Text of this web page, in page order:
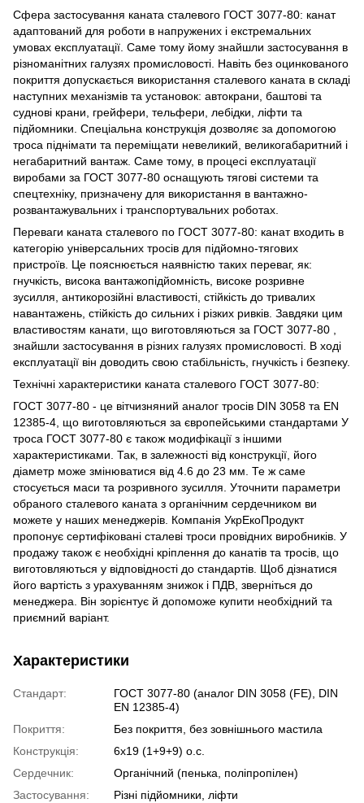
Сфера застосування каната сталевого ГОСТ 3077-80: канат
адаптований для роботи в напружених і екстремальних
умовах експлуатації. Саме тому йому знайшли застосування в
різноманітних галузях промисловості. Навіть без оцинкованого
покриття допускається використання сталевого каната в складі
наступних механізмів та установок: автокрани, баштові та
суднові крани, грейфери, тельфери, лебідки, ліфти та
підйомники. Спеціальна конструкція дозволяє за допомогою
троса піднімати та переміщати невеликий, великогабаритний і
негабаритний вантаж. Саме тому, в процесі експлуатації
виробами за ГОСТ 3077-80 оснащують тягові системи та
спецтехніку, призначену для використання в вантажно-
розвантажувальних і транспортувальних роботах.
Переваги каната сталевого по ГОСТ 3077-80: канат входить в
категорію універсальних тросів для підйомно-тягових
пристроїв. Це пояснюється наявністю таких переваг, як:
гнучкість, висока вантажопідйомність, високе розривне
зусилля, антикорозійні властивості, стійкість до тривалих
навантажень, стійкість до сильних і різких ривків. Завдяки цим
властивостям канати, що виготовляються за ГОСТ 3077-80
знайшли застосування в різних галузях промисловості. В ході
експлуатації він доводить свою стабільність, гнучкість і безпеку.
Технічні характеристики каната сталевого ГОСТ 3077-80:
ГОСТ 3077-80 - це вітчизняний аналог тросів DIN 3058 та EN
12385-4, що виготовляються за європейськими стандартами У
троса ГОСТ 3077-80 є також модифікації з іншими
характеристиками. Так, в залежності від конструкції, його
діаметр може змінюватися від 4.6 до 23 мм. Те ж саме
стосується маси та розривного зусилля. Уточнити параметри
обраного сталевого каната з органічним сердечником ви
можете у наших менеджерів. Компанія УкрЕкоПродукт
пропонує сертифіковані сталеві троси провідних виробників. У
продажу також є необхідні кріплення до канатів та тросів, що
виготовляються у відповідності до стандартів. Щоб дізнатися
його вартість з урахуванням знижок і ПДВ, зверніться до
менеджера. Він зорієнтує й допоможе купити необхідний та
приємний варіант.
Характеристики
Стандарт:
ГОСТ 3077-80 (аналог DIN 3058 (FE), DIN
EN 12385-4)
Покриття:
Без покриття, без зовнішнього мастила
Конструкція:
6х19 (1+9+9) о.с.
Сердечник:
Органічний (пенька, поліпропілен)
Застосування:
Різні підйомники, ліфти